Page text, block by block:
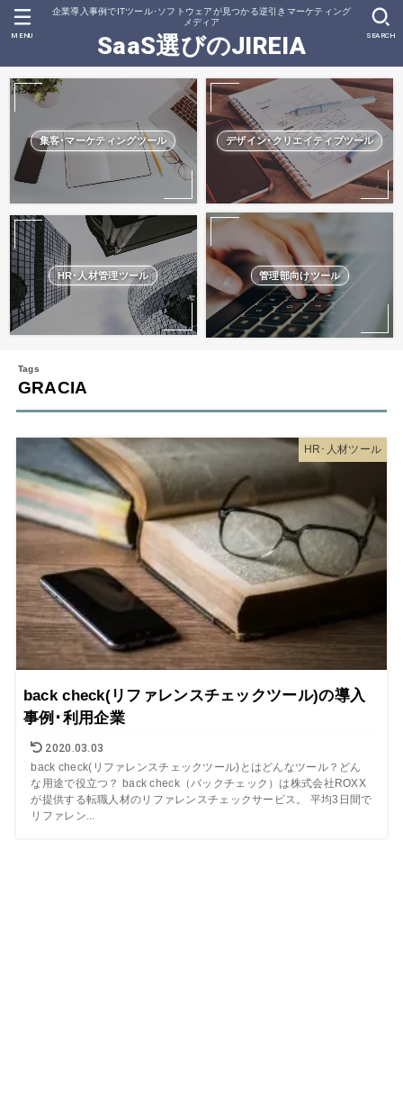
企業導入事例でITツール･ソフトウェアが見つかる逆引きマーケティング
メディア
SaaS選びのJIREIA SEARCH
MENU
集客･マーケティングツール デザイン･クリエイティブツール
HR･人材管理ツール 管理部向けツール
GRACIA
HR･人材ツール
back check(リファレンスチェックツール)の導入
事例･利用企業
2020.03.03
back check(リファレンスチェックツール)とはどんなツール？どん
な用途で役立つ？ back check（バックチェック）は株式会社ROXX
が提供する転職人材のリファレンスチェックサービス。 平均3日間で
リファレン...